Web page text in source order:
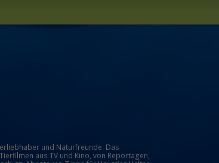
und Naturfreunde. Das
aus TV und Kino, von Reportagen,